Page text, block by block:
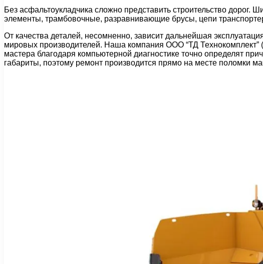
Без асфальтоукладчика сложно представить строительство
элементы, трамбовочные, разравнивающие брусы, цепи
От качества деталей, несомненно, зависит дальнейшая
мировых производителей. Наша компания ООО “ТД Технокомплект” (
мастера благодаря компьютерной диагностике точно определят
габариты, поэтому ремонт производится прямо на месте поломки